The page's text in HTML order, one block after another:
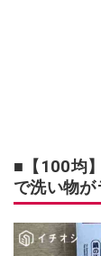
■【100均
で洗い物